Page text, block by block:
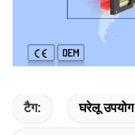
टैग: घरेलू उपयोग